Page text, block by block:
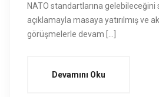
NATO standartlarına gelebileceğini
açıklamayla masaya yatırılmış ve
görüşmelerle devam […]
Devamını Oku